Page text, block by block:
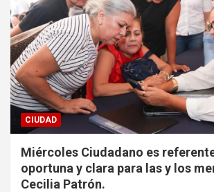
CIUDAD
Miércoles Ciudadano es
oportuna y clara para las y los
Cecilia Patrón.